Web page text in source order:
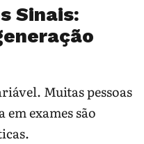
Sinais:
Muitas pessoas
em exames são